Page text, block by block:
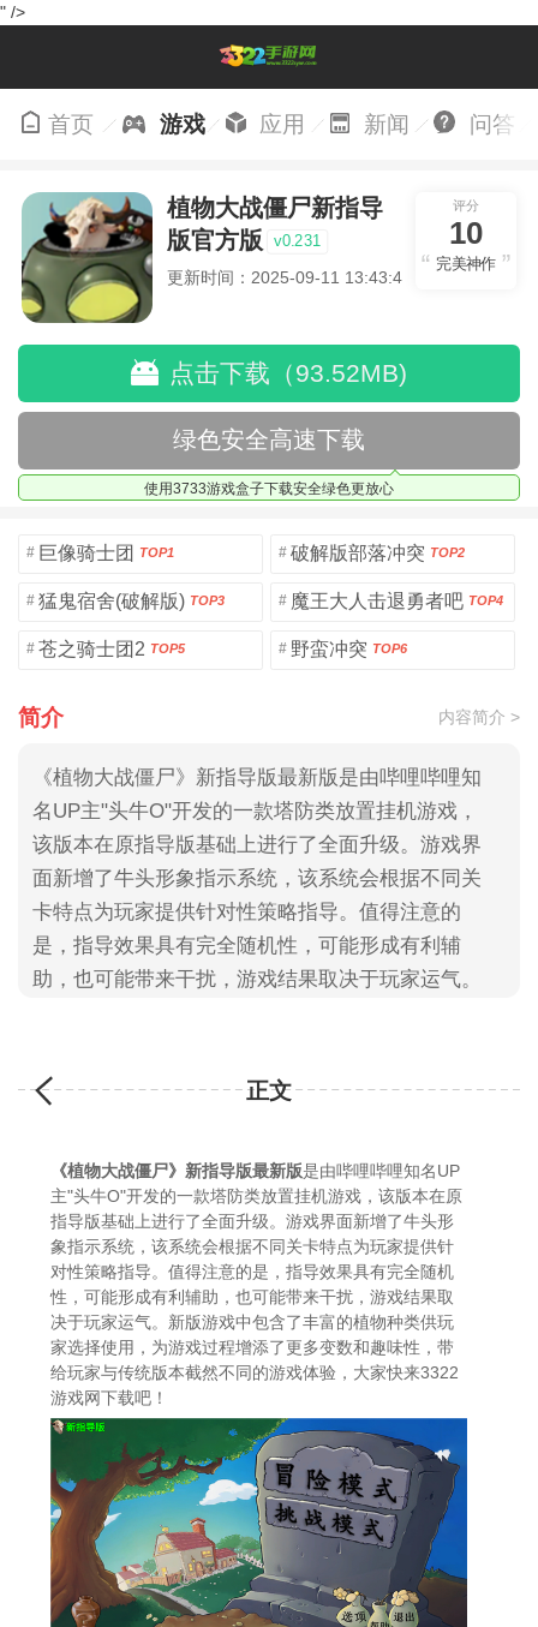
" />
首页 游戏 应用 新闻 问答
植物大战僵尸新指导
版官方版
v0.231
更新时间：2025-09-11 13:43:47
评分
10
完美神作
点击下载（93.52MB)
绿色安全高速下载
使用3733游戏盒子下载安全绿色更放心
# 巨像骑士团 TOP1 # 破解版部落冲突 TOP2
# 猛鬼宿舍(破解版) TOP3 # 魔王大人击退勇者吧 TOP4
# 苍之骑士团2 TOP5 # 野蛮冲突 TOP6
简介 内容简介 >
《植物大战僵尸》新指导版最新版是由哔哩哔哩知
名UP主"头牛O"开发的一款塔防类放置挂机游戏，
该版本在原指导版基础上进行了全面升级。游戏界
面新增了牛头形象指示系统，该系统会根据不同关
卡特点为玩家提供针对性策略指导。值得注意的
是，指导效果具有完全随机性，可能形成有利辅
助，也可能带来干扰，游戏结果取决于玩家运气。
家与传统版本截然不同的游戏体验，大家快来3322
游戏网下载吧！
正文
《植物大战僵尸》新指导版最新版是由哔哩哔哩知名UP
主"头牛O"开发的一款塔防类放置挂机游戏，该版本在原
指导版基础上进行了全面升级。游戏界面新增了牛头形
象指示系统，该系统会根据不同关卡特点为玩家提供针
对性策略指导。值得注意的是，指导效果具有完全随机
性，可能形成有利辅助，也可能带来干扰，游戏结果取
决于玩家运气。新版游戏中包含了丰富的植物种类供玩
家选择使用，为游戏过程增添了更多变数和趣味性，带
给玩家与传统版本截然不同的游戏体验，大家快来3322
游戏网下载吧！